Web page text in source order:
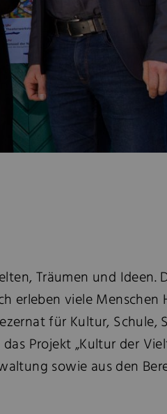
Träumen und Ideen.
erleben viele Menschen
für Kultur, Schule,
Projekt „Kultur der
sowie aus den